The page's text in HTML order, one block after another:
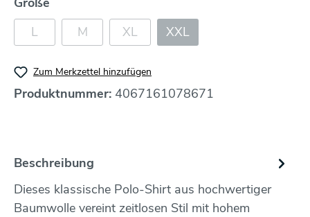
L
M XL XXL
Zum Merkzettel hinzufügen
Produktnummer: 4067161078671
Beschreibung
Dieses klassische Polo-Shirt aus hochwertiger
Baumwolle vereint zeitlosen Stil mit hohem